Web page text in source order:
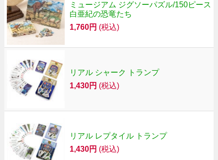
ミュージアム ジグソーパズル/150ピース
白亜紀の恐竜たち
1,760円 (税込)
リアル シャーク トランプ
1,430円 (税込)
リアル レプタイル トランプ
1,430円 (税込)